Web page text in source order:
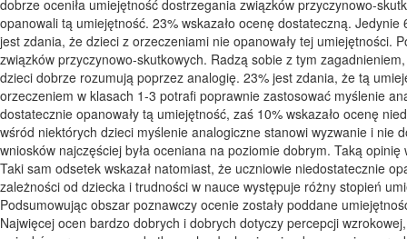
dobrze oceniła umiejętność dostrzegania związków przyczynowo-
opanowali tą umiejętność. 23% wskazało ocenę dostateczną.
jest zdania, że dzieci z orzeczeniami nie opanowały tej umiejętności.
związków przyczynowo-skutkowych. Radzą sobie z tym
dzieci dobrze rozumują poprzez analogię. 23% jest zdania, że tą
orzeczeniem w klasach 1-3 potrafi poprawnie zastosować myślenie
dostatecznie opanowały tą umiejętność, zaś 10% wskazało ocenę
wśród niektórych dzieci myślenie analogiczne stanowi wyzwanie i nie
wniosków najczęściej była oceniana na poziomie dobrym. Taką
Taki sam odsetek wskazał natomiast, że uczniowie niedostatecznie
zależności od dziecka i trudności w nauce występuje różny stopień
Podsumowując obszar poznawczy ocenie zostały poddane
Najwięcej ocen bardzo dobrych i dobrych dotyczy percepcji